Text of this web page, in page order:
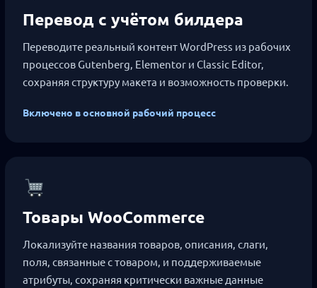
Перевод с учётом билдера
Переводите реальный контент WordPress из рабочих
процессов Gutenberg, Elementor и Classic Editor,
сохраняя структуру макета и возможность проверки.
Включено в основной рабочий процесс
Товары WooCommerce
Локализуйте названия товаров, описания, слаги,
поля, связанные с товаром, и поддерживаемые
атрибуты, сохраняя критически важные данные